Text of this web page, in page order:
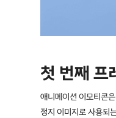
첫 번째 프
애니메이션 이모티콘
정지 이미지로 사용되